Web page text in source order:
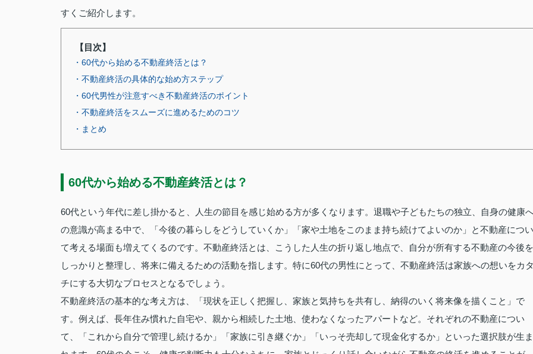
すくご紹介します。
【目次】
・60代から始める不動産終活とは？
・不動産終活の具体的な始め方ステップ
・60代男性が注意すべき不動産終活のポイント
・不動産終活をスムーズに進めるためのコツ
・まとめ
60代から始める不動産終活とは？
60代という年代に差し掛かると、人生の節目を感じ始める方が多くなります。退職や子どもたちの独立、自身の健康
の意識が高まる中で、「今後の暮らしをどうしていくか」「家や土地をこのまま持ち続けてよいのか」と不動産につい
て考える場面も増えてくるのです。不動産終活とは、こうした人生の折り返し地点で、自分が所有する不動産の今後を
しっかりと整理し、将来に備えるための活動を指します。特に60代の男性にとって、不動産終活は家族への想いをカタ
チにする大切なプロセスとなるでしょう。
不動産終活の基本的な考え方は、「現状を正しく把握し、家族と気持ちを共有し、納得のいく将来像を描くこと」で
す。例えば、長年住み慣れた自宅や、親から相続した土地、使わなくなったアパートなど。それぞれの不動産につい
て、「これから自分で管理し続けるか」「家族に引き継ぐか」「いっそ売却して現金化するか」といった選択肢が生ま